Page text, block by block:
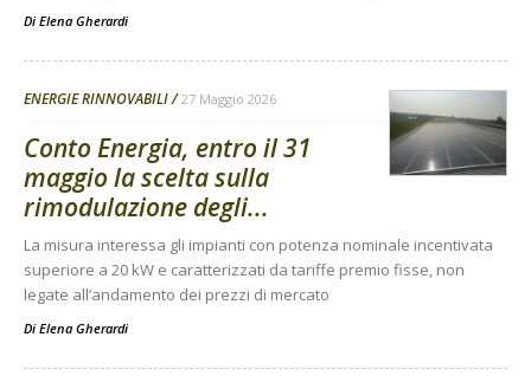
Di Elena Gherardi
ENERGIE RINNOVABILI 27 Maggio 2026
Conto Energia, entro il 31
maggio la scelta sulla
rimodulazione degli...
La misura interessa gli impianti con potenza nominale incentivata
superiore a 20 kW e caratterizzati da tariffe premio fisse, non
legate all’andamento dei prezzi di mercato
Di Elena Gherardi